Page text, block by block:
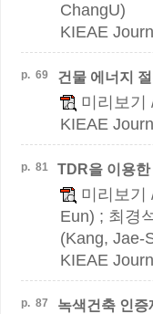
ChangU)
KIEAE
p. 69 건물 에너지
미리보기
KIEAE
p. 81 TDR을 이용
미리보기
Eun) ; 최경
(Kang, Jae-
KIEAE
p. 87
녹색건축 인